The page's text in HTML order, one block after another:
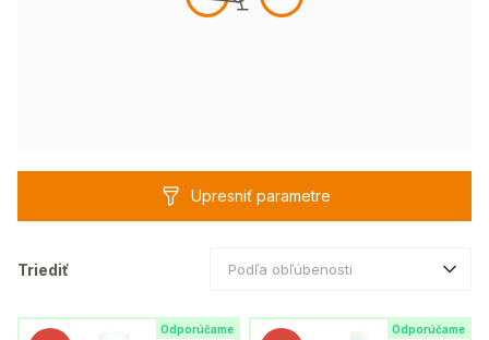
Upresniť parametre
Triediť Podľa obľúbenosti
Odporúčame Odporúčame